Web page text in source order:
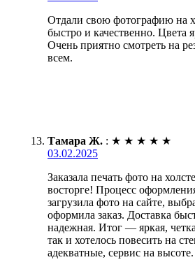
Отдали свою фотографию на
быстро и качественно. Цвета
Очень приятно смотреть на
всем.
Тамара Ж. : ★ ★ ★ ★ ★
03.02.2025
Заказала печать фото на
восторге! Процесс
загрузила фото на сайте,
оформила заказ. Доставка
надежная. Итог — яркая,
так и хотелось повесить на
адекватные, сервис на